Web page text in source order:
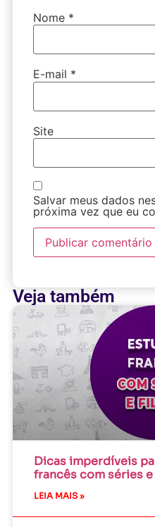
Nome *
E-mail *
Site
Salvar meus dados
próxima vez que eu
Veja também
Dicas imperdíveis
francês com séries
LEIA MAIS »